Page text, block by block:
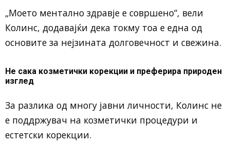
„Моето ментално здравје е совршено“, вели
Колинс, додавајќи дека токму тоа е една од
основите за нејзината долговечност и свежина.
Не сака козметички корекции и преферира природен
изглед
За разлика од многу јавни личности, Колинс не
е поддржувач на козметички процедури и
естетски корекции.